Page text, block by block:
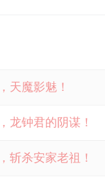
挥刀自宫让她痛失
毒，开启多子多福
顾女帝一天修为涨
友一起来笔下文学免
天魔影魅！
龙钟君的阴谋！
斩杀安家老祖！